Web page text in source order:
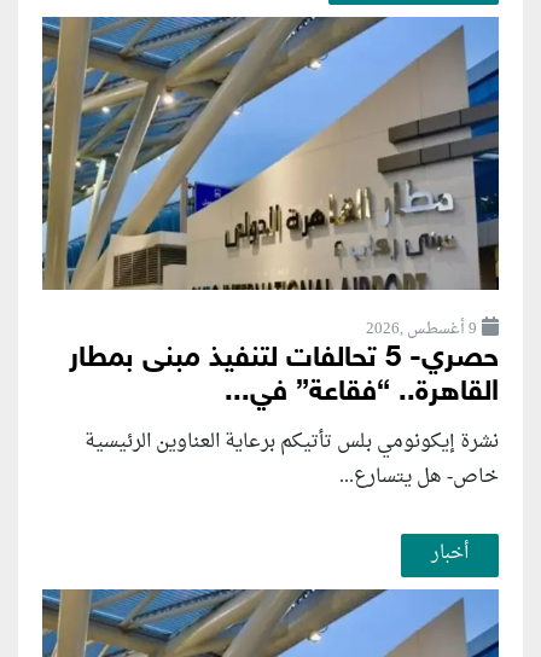
9 أغسطس ,2026
حصري- 5 تحالفات لتنفيذ مبنى بمطار
القاهرة.. “فقاعة” في...
نشرة إيكونومي بلس تأتيكم برعاية العناوين الرئيسية
خاص- هل يتسارع...
أخبار